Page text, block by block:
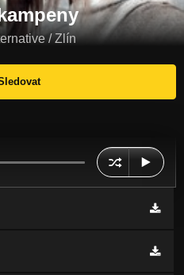
/ Zlín